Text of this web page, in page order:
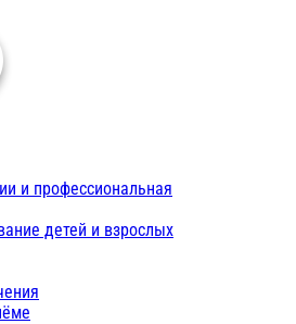
и профессиональная
детей и взрослых